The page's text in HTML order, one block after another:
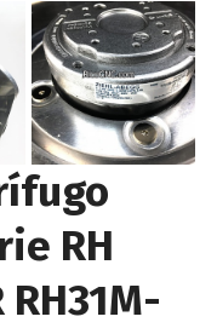
RH